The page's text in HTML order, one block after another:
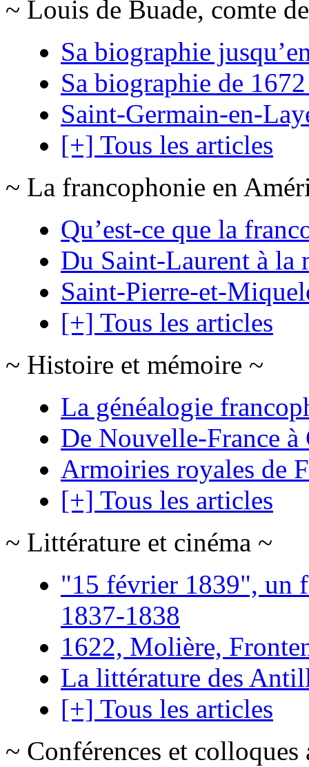
~ Louis de Buade, comte
Sa biographie
Sa biographie de
Saint-Germain-en-
[+] Tous les articles
~ La francophonie en
Qu’est-ce que la
Du Saint-Laurent à la
Saint-Pierre-et-
[+] Tous les articles
~ Histoire et mémoire ~
La généalogie
De Nouvelle-France à
Armoiries royales de
[+] Tous les articles
~ Littérature et cinéma ~
"15 février 1839", un
1837-1838
1622, Molière,
La littérature des
[+] Tous les articles
~ Conférences et